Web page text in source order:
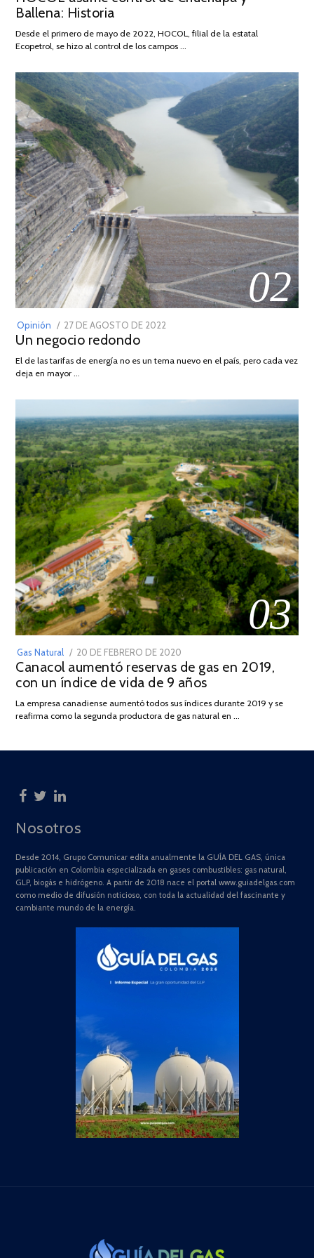
2026
Ballena: Historia
Desde el primero de mayo de 2022, HOCOL, filial de la estatal
Ecopetrol, se hizo al control de los campos …
02
Opinión
POSTED
ON
27 DE AGOSTO DE 2022
DE
Un negocio redondo
El de las tarifas de energía no es un tema nuevo en el país, pero cada vez
deja en mayor …
03
Gas Natural
POSTED
ON
20 DE FEBRERO DE 2020
DE
JULIO
2025
Canacol aumentó reservas de gas en 2019,
con un índice de vida de 9 años
La empresa canadiense aumentó todos sus índices durante 2019 y se
reafirma como la segunda productora de gas natural en …
Nosotros
Desde 2014, Grupo Comunicar edita anualmente la GUÍA DEL GAS, única
publicación en Colombia especializada en gases combustibles: gas natural,
GLP, biogás e hidrógeno. A partir de 2018 nace el portal www.guiadelgas.com
como medio de difusión noticioso, con toda la actualidad del fascinante y
cambiante mundo de la energía.